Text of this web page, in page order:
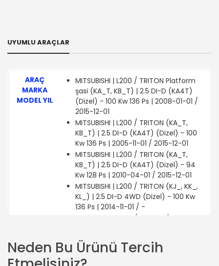
UYUMLU ARAÇLAR
ARAÇ
MARKA
MODEL YIL
MITSUBISHI | L200 / TRITON Platform
şasi (KA_T, KB_T) | 2.5 DI-D (KA4T)
(Dizel) - 100 Kw 136 Ps | 2008-01-01 /
2015-12-01
MITSUBISHI | L200 / TRITON (KA_T,
KB_T) | 2.5 DI-D (KA4T) (Dizel) - 100
Kw 136 Ps | 2005-11-01 / 2015-12-01
MITSUBISHI | L200 / TRITON (KA_T,
KB_T) | 2.5 DI-D (KA4T) (Dizel) - 94
Kw 128 Ps | 2010-04-01 / 2015-12-01
MITSUBISHI | L200 / TRITON (KJ_, KK_,
KL_) | 2.5 DI-D 4WD (Dizel) - 100 Kw
136 Ps | 2014-11-01 / -
MITSUBISHI | L200 / TRITON (KA_T,
131 Kw 178 Ps | 2010-04-01 / 2015-12-01
MITSUBISHI | L200 / TRITON (KA_T,
KB_T) | 2.5 DI-D (KA4T) (Dizel) - 131
Neden Bu Ürünü Tercih